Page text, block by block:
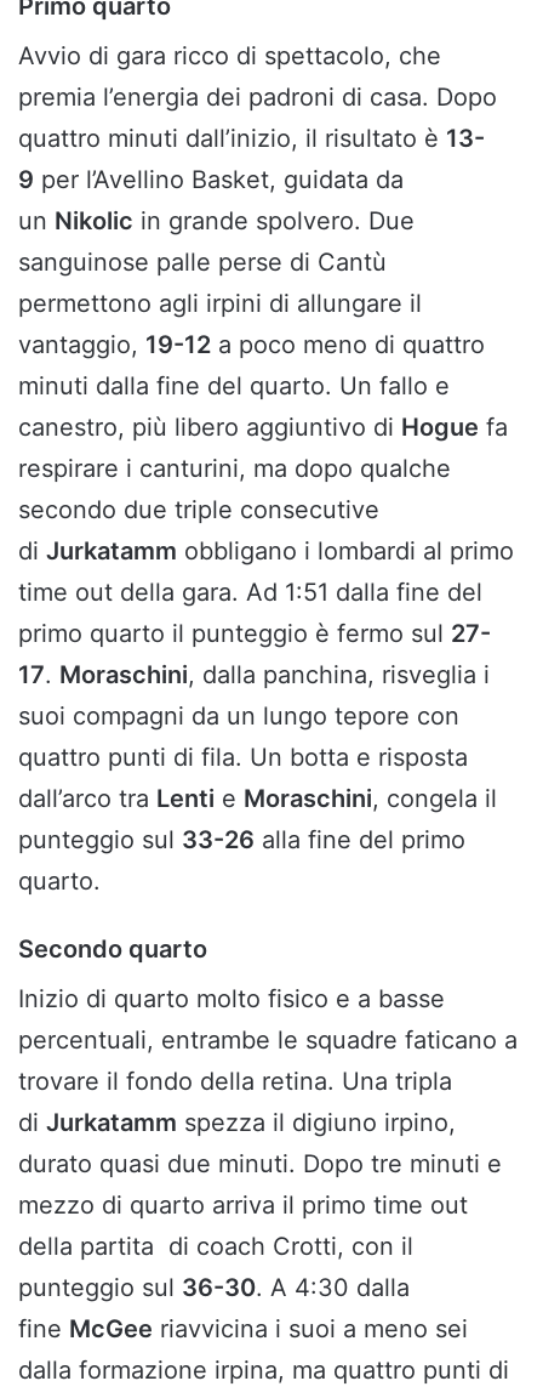
Primo quarto
Avvio di gara ricco di spettacolo, che
premia l’energia dei padroni di casa. Dopo
quattro minuti dall’inizio, il risultato è 13-
9 per l’Avellino Basket, guidata da
un Nikolic in grande spolvero. Due
sanguinose palle perse di Cantù
permettono agli irpini di allungare il
vantaggio, 19-12 a poco meno di quattro
minuti dalla fine del quarto. Un fallo e
canestro, più libero aggiuntivo di Hogue fa
respirare i canturini, ma dopo qualche
secondo due triple consecutive
di Jurkatamm obbligano i lombardi al primo
time out della gara. Ad 1:51 dalla fine del
primo quarto il punteggio è fermo sul 27-
17. Moraschini, dalla panchina, risveglia i
suoi compagni da un lungo tepore con
quattro punti di fila. Un botta e risposta
dall’arco tra Lenti e Moraschini, congela il
punteggio sul 33-26 alla fine del primo
quarto.
Secondo quarto
Inizio di quarto molto fisico e a basse
percentuali, entrambe le squadre faticano a
trovare il fondo della retina. Una tripla
di Jurkatamm spezza il digiuno irpino,
durato quasi due minuti. Dopo tre minuti e
mezzo di quarto arriva il primo time out
della partita di coach Crotti, con il
punteggio sul 36-30. A 4:30 dalla
fine McGee riavvicina i suoi a meno sei
dalla formazione irpina, ma quattro punti di